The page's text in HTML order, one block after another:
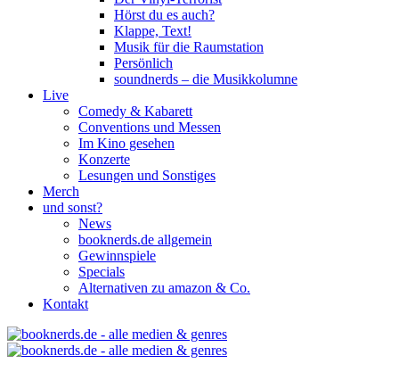
Hörst du es auch?
Klappe, Text!
Musik für die Raumstation
Persönlich
soundnerds – die Musikkolumne
Live
Comedy & Kabarett
Conventions und Messen
Im Kino gesehen
Konzerte
Lesungen und Sonstiges
Merch
und sonst?
News
booknerds.de allgemein
Gewinnspiele
Specials
Alternativen zu amazon & Co.
Kontakt